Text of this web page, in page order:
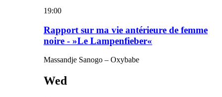
19:00
Rapport sur ma vie antérieure de femme
noire - »Le Lampenfieber«
Massandje Sanogo – Oxybabe
Wed